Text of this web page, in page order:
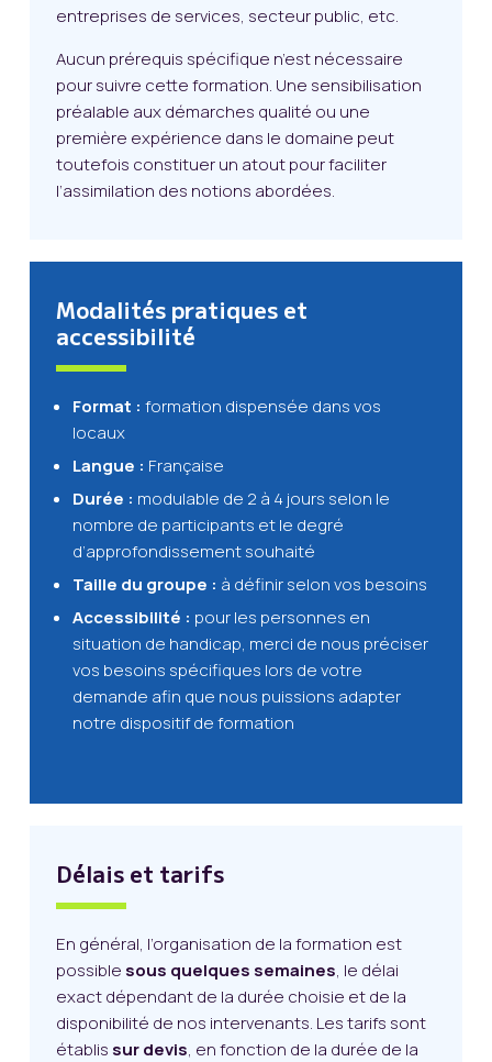
entreprises de services, secteur public, etc.
Aucun prérequis spécifique n’est nécessaire
pour suivre cette formation. Une sensibilisation
préalable aux démarches qualité ou une
première expérience dans le domaine peut
toutefois constituer un atout pour faciliter
l’assimilation des notions abordées.
Modalités pratiques et
accessibilité
Format : formation dispensée dans vos
locaux
Langue : Française
Durée : modulable de 2 à 4 jours selon le
nombre de participants et le degré
d’approfondissement souhaité
Taille du groupe : à définir selon vos besoins
Accessibilité : pour les personnes en
situation de handicap, merci de nous préciser
vos besoins spécifiques lors de votre
demande afin que nous puissions adapter
notre dispositif de formation
Délais et tarifs
En général, l’organisation de la formation est
possible sous quelques semaines, le délai
exact dépendant de la durée choisie et de la
disponibilité de nos intervenants. Les tarifs sont
établis sur devis, en fonction de la durée de la